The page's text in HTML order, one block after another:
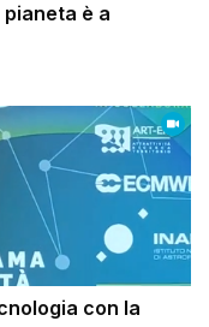
pianeta è a
con la